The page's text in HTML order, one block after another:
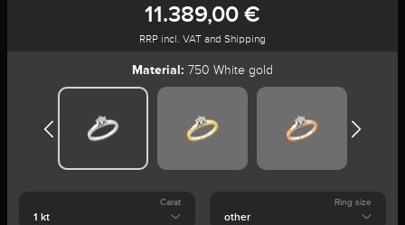
11.389,00 €
RRP incl. VAT and Shipping
Material: 750 White gold
Carat Ring size